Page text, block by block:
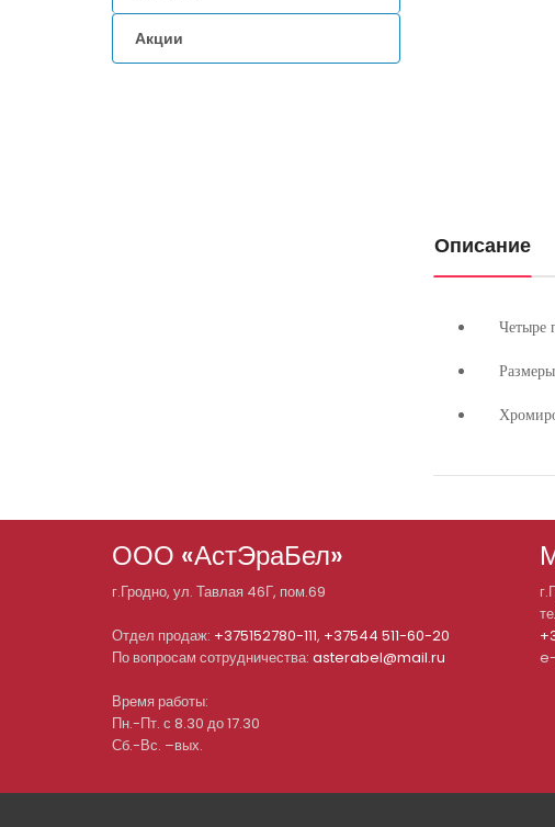
Акции
Описание
Четыре
ООО «АстЭраБел»
г.Гродно, ул. Тавлая 46Г, пом.69
Отдел продаж: +375152780-111, +37544 511-60-20
По вопросам сотрудничества: asterabel@mail.ru
Время работы:
Пн.-Пт. с 8.30 до 17.30
Сб.-Вс. –вых.